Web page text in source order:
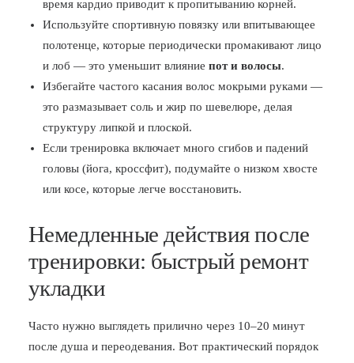
время кардио приводит к пропитыванию корней.
Используйте спортивную повязку или впитывающее
полотенце, которые периодически промакивают лицо
и лоб — это уменьшит влияние пот и волосы.
Избегайте частого касания волос мокрыми руками —
это размазывает соль и жир по шевелюре, делая
структуру липкой и плоской.
Если тренировка включает много сгибов и падений
головы (йога, кроссфит), подумайте о низком хвосте
или косе, которые легче восстановить.
Немедленные действия после
тренировки: быстрый ремонт
укладки
Часто нужно выглядеть прилично через 10–20 минут
после душа и переодевания. Вот практический порядок